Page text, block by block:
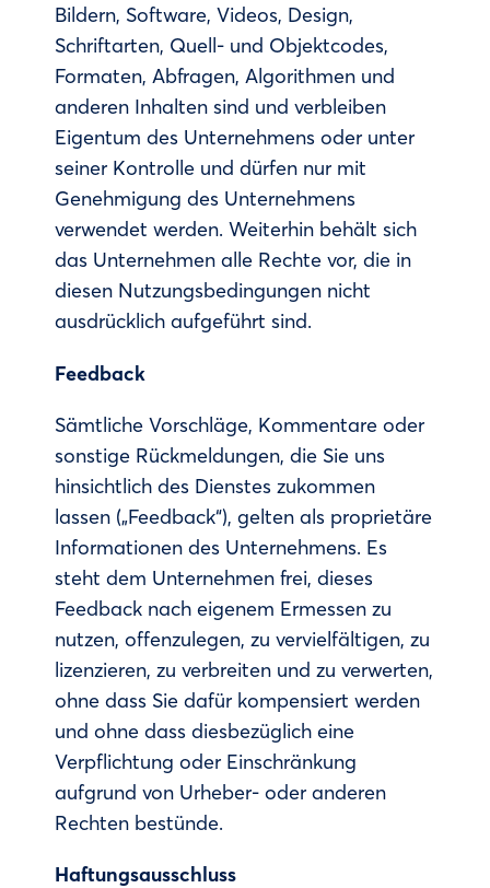
Bildern, Software, Videos, Design,
Schriftarten, Quell- und Objektcodes,
Formaten, Abfragen, Algorithmen und
anderen Inhalten sind und verbleiben
Eigentum des Unternehmens oder unter
seiner Kontrolle und dürfen nur mit
Genehmigung des Unternehmens
verwendet werden. Weiterhin behält sich
das Unternehmen alle Rechte vor, die in
diesen Nutzungsbedingungen nicht
ausdrücklich aufgeführt sind.
Feedback
Sämtliche Vorschläge, Kommentare oder
sonstige Rückmeldungen, die Sie uns
hinsichtlich des Dienstes zukommen
lassen („Feedback“), gelten als proprietäre
Informationen des Unternehmens. Es
steht dem Unternehmen frei, dieses
Feedback nach eigenem Ermessen zu
nutzen, offenzulegen, zu vervielfältigen, zu
lizenzieren, zu verbreiten und zu verwerten,
ohne dass Sie dafür kompensiert werden
und ohne dass diesbezüglich eine
Verpflichtung oder Einschränkung
aufgrund von Urheber- oder anderen
Rechten bestünde.
Haftungsausschluss